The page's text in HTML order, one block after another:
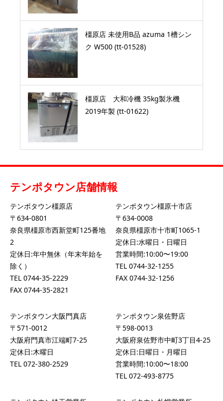
橿原店 未使用B品 azuma 1槽シン
ク W500 (tt-01528)
橿原店 大和冷機 35kg製氷機
2019年製 (tt-01622)
テンポタウン店舗情報
テンポタウン橿原店
〒634-0801
奈良県橿原市西新堂町125番地
2
定休日:年中無休（年末年始を
除く）
TEL 0744-35-2229
FAX 0744-35-2821
テンポタウン橿原十市店
〒634-0008
奈良県橿原市十市町1065-1
定休日:水曜日・日曜日
営業時間:10:00〜19:00
TEL 0744-32-1255
FAX 0744-32-1256
テンポタウン大阪門真店
〒571-0012
大阪府門真市江端町7-25
定休日:木曜日
TEL 072-380-2529
テンポタウン泉佐野店
〒598-0013
大阪府泉佐野市中町3丁目4-25
定休日:日曜日・月曜日
営業時間:10:00〜18:00
TEL 072-493-8775